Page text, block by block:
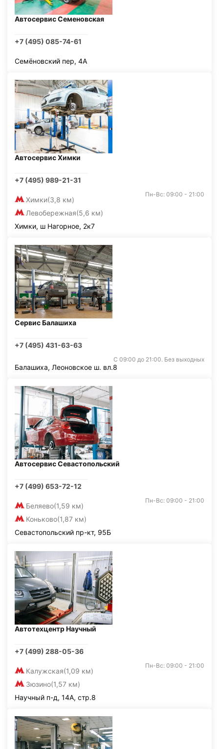
Автосервис Семеновская
+7 (495) 085-74-61
Семёновский пер, 4А
Автосервис Химки
+7 (495) 989-21-31
Химки(3,8 км)
Левобережная(5,6 км)
Пн-Вс: 09:00 - 21:00
Химки, ш Нагорное, 2к7
Сервис Балашиха
+7 (495) 431-63-63
С 09:00 до 21:00. Без выходных
Балашиха, Леоновское ш. вл.8
Автосервис Севастопольский
+7 (499) 653-72-12
Беляево(1,59 км)
Коньково(1,87 км)
Пн-Вс: 09:00 - 21:00
Севастопольский пр-кт, 95Б
Автотехцентр Научный
+7 (499) 288-05-36
Калужская(1,09 км)
Зюзино(1,57 км)
Пн-Вс: 09:00 - 21:00
Научный п-д, 14А, стр.8